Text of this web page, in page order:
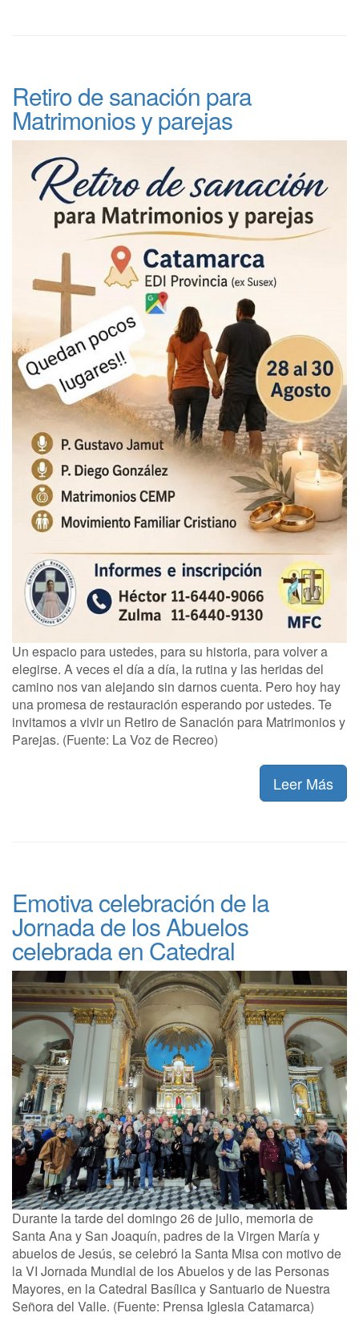
Retiro de sanación para
Matrimonios y parejas
Un espacio para ustedes, para su historia, para volver a
elegirse. A veces el día a día, la rutina y las heridas del
camino nos van alejando sin darnos cuenta. Pero hoy hay
una promesa de restauración esperando por ustedes. Te
invitamos a vivir un Retiro de Sanación para Matrimonios y
Parejas. (Fuente: La Voz de Recreo)
Leer Más
Emotiva celebración de la
Jornada de los Abuelos
celebrada en Catedral
Durante la tarde del domingo 26 de julio, memoria de
Santa Ana y San Joaquín, padres de la Virgen María y
abuelos de Jesús, se celebró la Santa Misa con motivo de
la VI Jornada Mundial de los Abuelos y de las Personas
Mayores, en la Catedral Basílica y Santuario de Nuestra
Señora del Valle. (Fuente: Prensa Iglesia Catamarca)